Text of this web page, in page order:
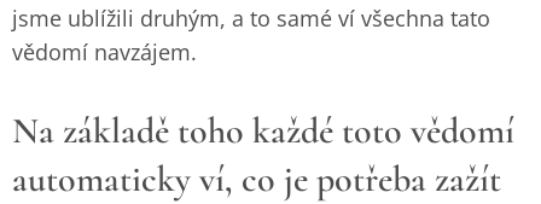
jsme ublížili druhým, a to samé ví všechna tato
vědomí navzájem.
Na základě toho každé toto vědomí
automaticky ví, co je potřeba zažít